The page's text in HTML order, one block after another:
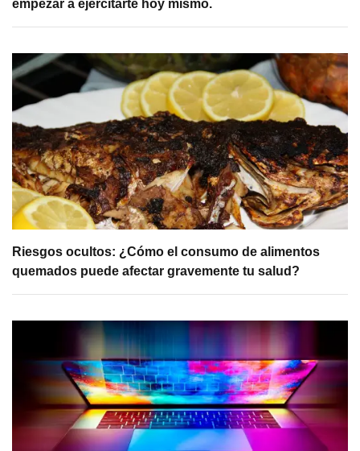
empezar a ejercitarte hoy mismo.
Riesgos ocultos: ¿Cómo el consumo de alimentos
quemados puede afectar gravemente tu salud?